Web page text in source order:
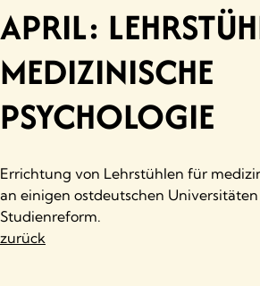
APRIL:
MEDIZINISCHE
PSYCHOLOGIE
Errichtung von Lehrstühlen für
an einigen ostdeutschen
Studienreform.
zurück